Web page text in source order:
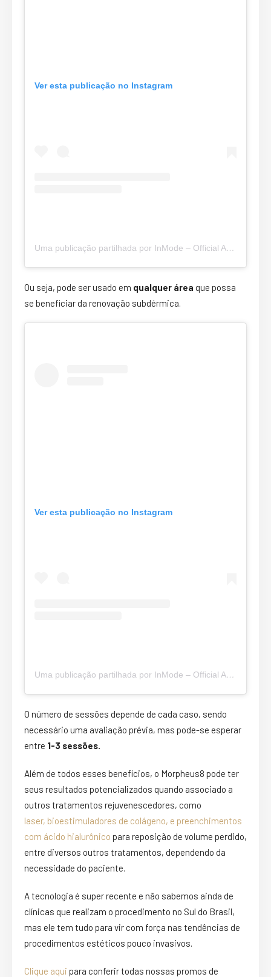
Ver esta publicação no Instagram
Uma publicação partilhada por InMode – Official Account (@inmodeaesthetics)
Ou seja, pode ser usado em qualquer área que possa
se beneficiar da renovação subdérmica.
Ver esta publicação no Instagram
Uma publicação partilhada por InMode – Official Account (@inmodeaesthetics)
O número de sessões depende de cada caso, sendo
necessário uma avaliação prévia, mas pode-se esperar
entre 1-3 sessões.
Além de todos esses benefícios, o Morpheus8 pode ter
seus resultados potencializados quando associado a
outros tratamentos rejuvenescedores, como
laser, bioestimuladores de colágeno, e preenchimentos
com ácido hialurônico para reposição de volume perdido,
entre diversos outros tratamentos, dependendo da
necessidade do paciente.
A tecnologia é super recente e não sabemos ainda de
clínicas que realizam o procedimento no Sul do Brasil,
mas ele tem tudo para vir com força nas tendências de
procedimentos estéticos pouco invasivos.
Clique aqui para conferir todas nossas promos de